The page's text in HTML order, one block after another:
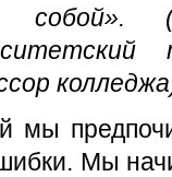
собой».
мы
Мы